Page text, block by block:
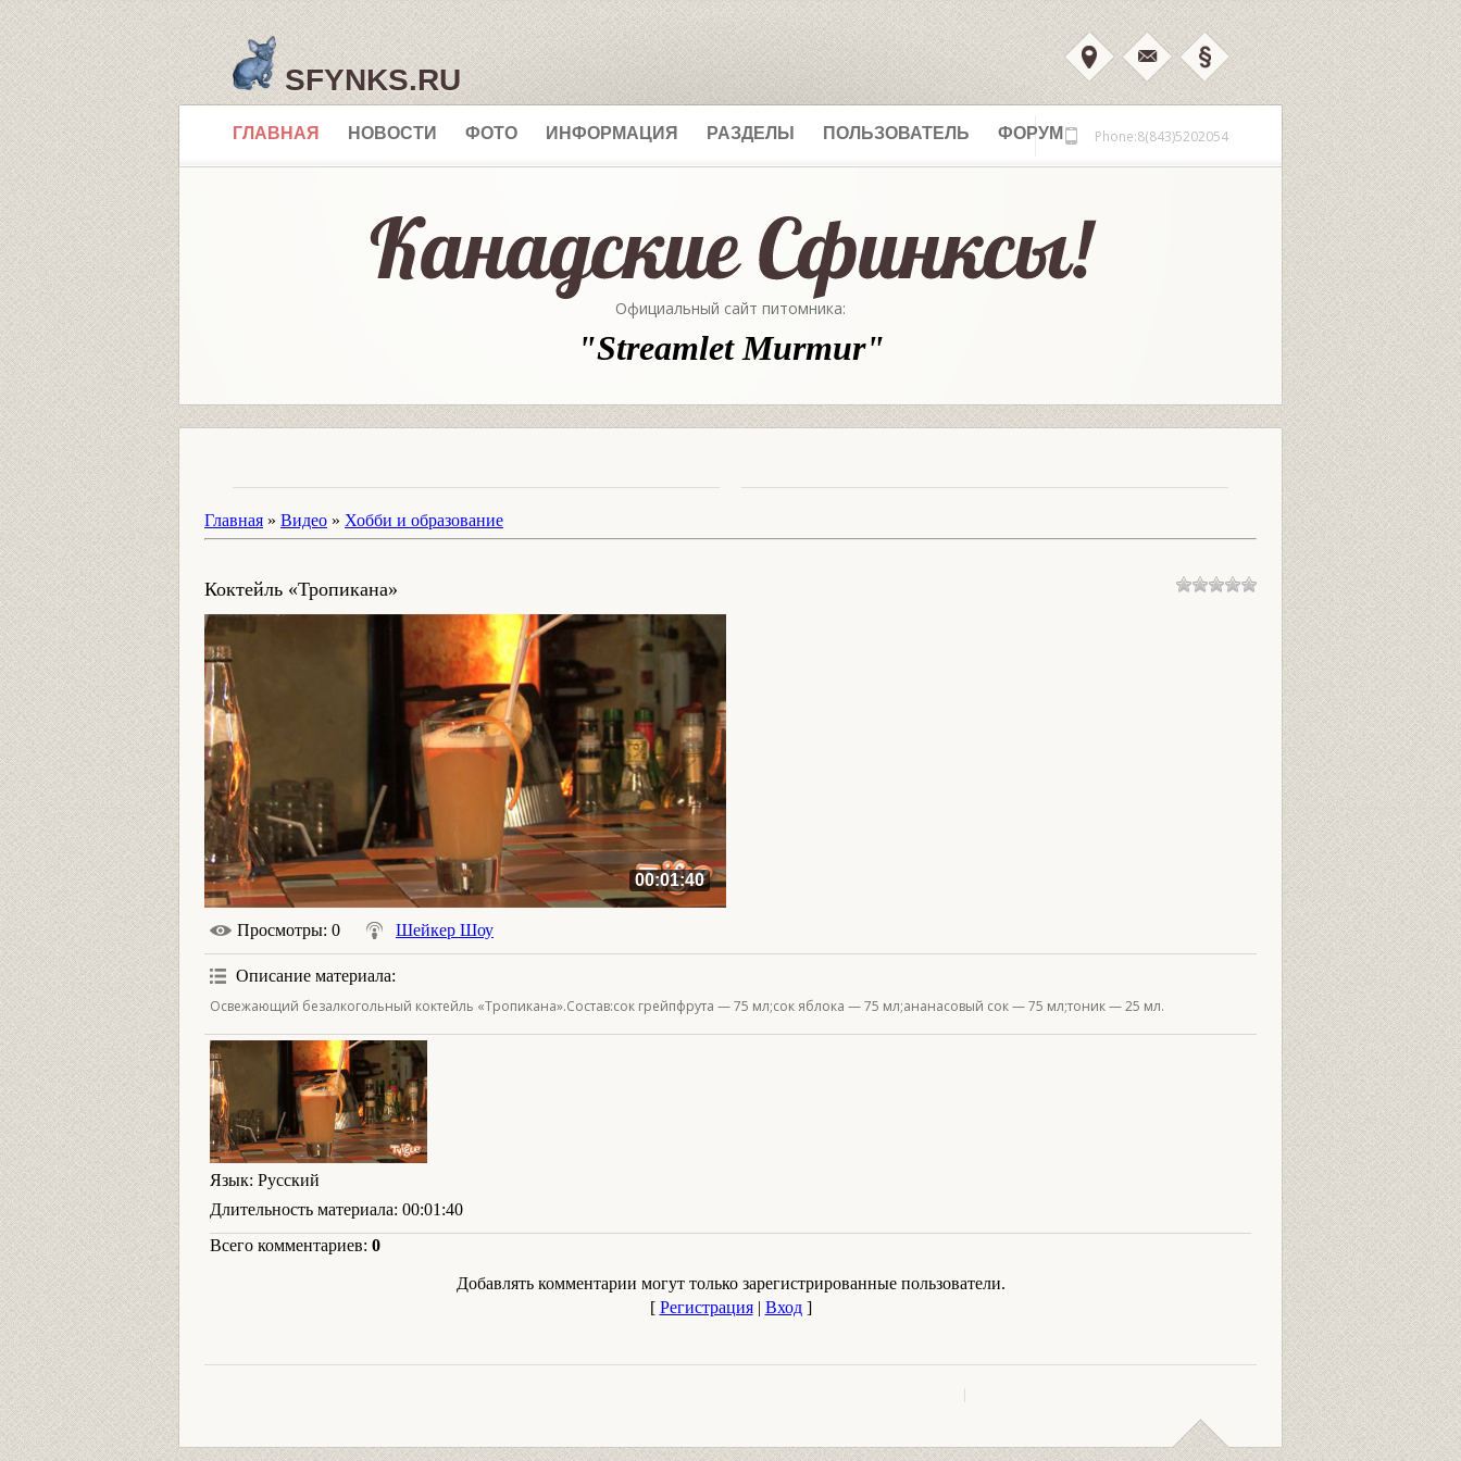
SFYNKS.RU
ГЛАВНАЯ НОВОСТИ ФОТО ИНФОРМАЦИЯ РАЗДЕЛЫ ПОЛЬЗОВАТЕЛЬ ФОРУМ Phone:8(843)5202054
Официальный сайт питомника:
"Streamlet Murmur"
Главная » Видео » Хобби и образование
Коктейль «Тропикана»
00:01:40
Просмотры: 0 Шейкер Шоу
Описание материала:
Освежающий безалкогольный коктейль «Тропикана».Состав:сок грейпфрута — 75 мл;сок яблока — 75 мл;ананасовый сок — 75 мл;тоник — 25 мл.
Язык: Русский
Длительность материала: 00:01:40
Всего комментариев: 0
Добавлять комментарии могут только зарегистрированные пользователи.
[ Регистрация| Вход]